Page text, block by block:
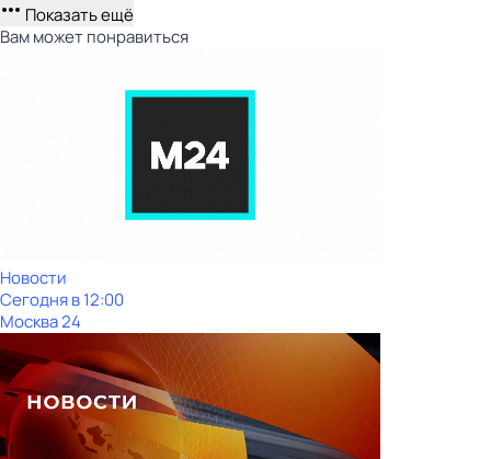
Показать ещё
Вам может понравиться
Новости
Сегодня в 12:00
Москва 24